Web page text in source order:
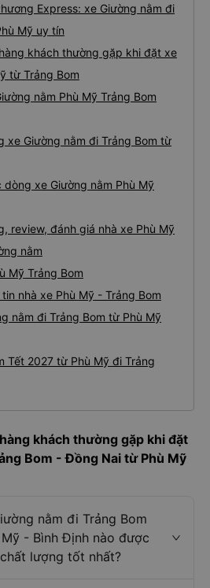
Express: xe Giường nằm đi
Mỹ uy tín
khách thường gặp khi đặt xe
từ Trảng Bom
nằm Phù Mỹ Trảng Bom
xe Giường nằm đi Trảng Bom từ
dòng xe Giường nằm Phù Mỹ
review, đánh giá nhà xe Phù Mỹ
nằm
Mỹ Trảng Bom
nhà xe Phù Mỹ - Trảng Bom
nằm đi Trảng Bom từ Phù Mỹ
Tết 2027 từ Phù Mỹ đi Trảng
khách thường gặp khi đặt
Bom - Đồng Nai từ Phù Mỹ
nằm đi Trảng Bom
- Bình Định nào được
lượng tốt nhất?